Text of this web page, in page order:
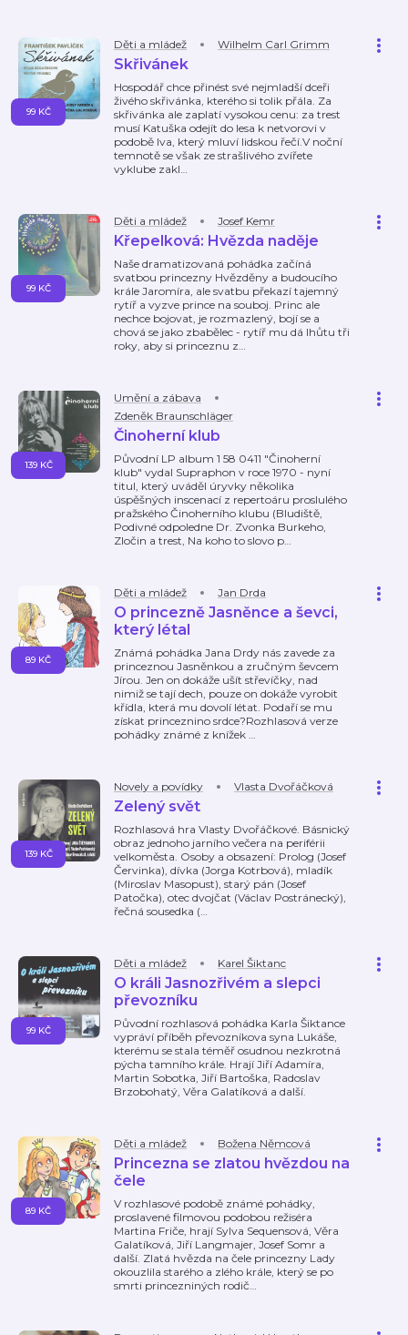
Děti a mládež Wilhelm Carl Grimm
Skřivánek
Hospodář chce přinést své nejmladší dceři
živého skřivánka, kterého si tolik přála. Za
skřivánka ale zaplatí vysokou cenu: za trest
musí Katuška odejít do lesa k netvorovi v
podobě lva, který mluví lidskou řečí.V noční
temnotě se však ze strašlivého zvířete
vyklube zakl…
99 KČ
Děti a mládež Josef Kemr
Křepelková: Hvězda naděje
Naše dramatizovaná pohádka začíná
svatbou princezny Hvězděny a budoucího
krále Jaromíra, ale svatbu překazí tajemný
rytíř a vyzve prince na souboj. Princ ale
nechce bojovat, je rozmazlený, bojí se a
chová se jako zbabělec - rytíř mu dá lhůtu tři
roky, aby si princeznu z…
99 KČ
Umění a zábava
Zdeněk Braunschläger
Činoherní klub
Původní LP album 1 58 0411 "Činoherní
klub" vydal Supraphon v roce 1970 - nyní
titul, který uváděl úryvky několika
úspěšných inscenací z repertoáru proslulého
pražského Činoherního klubu (Bludiště,
Podivné odpoledne Dr. Zvonka Burkeho,
Zločin a trest, Na koho to slovo p…
139 KČ
Děti a mládež Jan Drda
O princezně Jasněnce a ševci,
který létal
Známá pohádka Jana Drdy nás zavede za
princeznou Jasněnkou a zručným ševcem
Jírou. Jen on dokáže ušít střevíčky, nad
nimiž se tají dech, pouze on dokáže vyrobit
křídla, která mu dovolí létat. Podaří se mu
získat princeznino srdce?Rozhlasová verze
pohádky známé z knížek …
89 KČ
Novely a povídky Vlasta Dvořáčková
Zelený svět
Rozhlasová hra Vlasty Dvořáčkové. Básnický
obraz jednoho jarního večera na periférii
velkoměsta. Osoby a obsazení: Prolog (Josef
Červinka), dívka (Jorga Kotrbová), mladík
(Miroslav Masopust), starý pán (Josef
Patočka), otec dvojčat (Václav Postránecký),
řečná sousedka (…
139 KČ
Děti a mládež Karel Šiktanc
O králi Jasnozřivém a slepci
převozníku
Původní rozhlasová pohádka Karla Šiktance
vypráví příběh převozníkova syna Lukáše,
kterému se stala téměř osudnou nezkrotná
pýcha tamního krále. Hrají Jiří Adamíra,
Martin Sobotka, Jiří Bartoška, Radoslav
Brzobohatý, Věra Galatíková a další.
99 KČ
Děti a mládež Božena Němcová
Princezna se zlatou hvězdou na
čele
V rozhlasové podobě známé pohádky,
proslavené filmovou podobou režiséra
Martina Friče, hrají Sylva Sequensová, Věra
Galatíková, Jiří Langmajer, Josef Somr a
další. Zlatá hvězda na čele princezny Lady
okouzlila starého a zlého krále, který se po
smrti princezniných rodič…
89 KČ